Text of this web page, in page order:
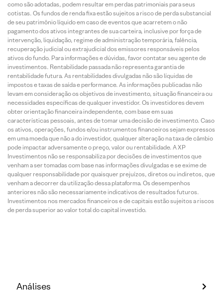
como são adotadas, podem resultar em perdas patrimoniais para seus
cotistas. Os fundos de renda fixa estão sujeitos a risco de perda substancial
de seu patrimônio líquido em caso de eventos que acarretem o não
pagamento dos ativos integrantes de sua carteira, inclusive por força de
intervenção, liquidação, regime de administração temporária, falência,
recuperação judicial ou extrajudicial dos emissores responsáveis pelos
ativos do fundo. Para informações e dúvidas, favor contatar seu agente de
investimentos. Rentabilidade passada não representa garantia de
rentabilidade futura. As rentabilidades divulgadas não são líquidas de
impostos e taxas de saída e performance. As informações publicadas não
levam em consideração os objetivos de investimento, situação financeira ou
necessidades específicas de qualquer investidor. Os investidores devem
obter orientação financeira independente, com base em suas
características pessoais, antes de tomar uma decisão de investimento. Caso
os ativos, operações, fundos e/ou instrumentos financeiros sejam expressos
em uma moeda que não a do investidor, qualquer alteração na taxa de câmbio
pode impactar adversamente o preço, valor ou rentabilidade. A XP
Investimentos não se responsabiliza por decisões de investimentos que
venham a ser tomadas com base nas informações divulgadas e se exime de
qualquer responsabilidade por quaisquer prejuízos, diretos ou indiretos, que
venham a decorrer da utilização dessa plataforma. Os desempenhos
anteriores não são necessariamente indicativos de resultados futuros.
Investimentos nos mercados financeiros e de capitais estão sujeitos a riscos
de perda superior ao valor total do capital investido.
Análises